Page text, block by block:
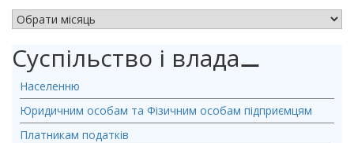
Суспільство і влада⚊
Населенню
Юридичним особам та Фізичним особам підприємцям
Платникам податків